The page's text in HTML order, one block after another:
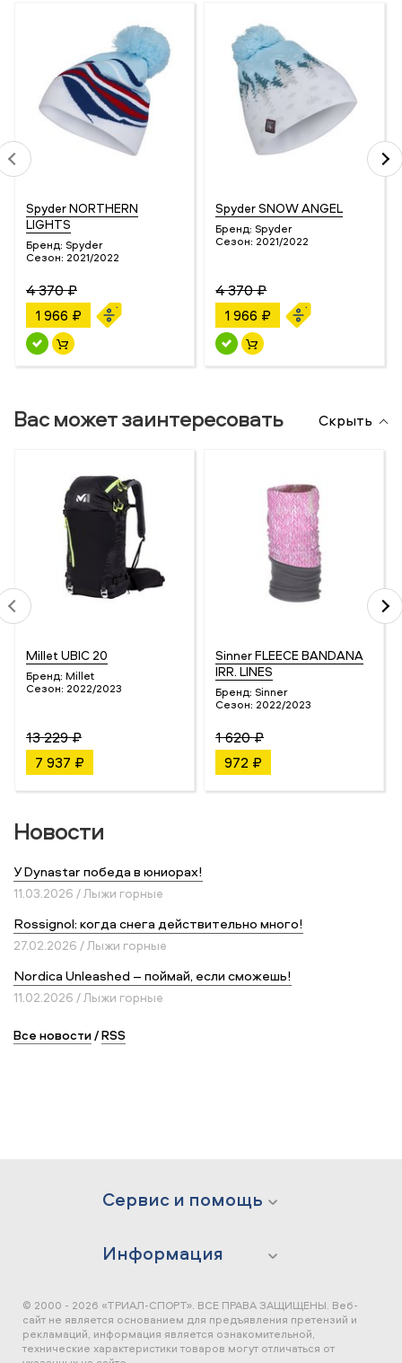
Spyder NORTHERN
LIGHTS
Бренд: Spyder
Сезон: 2021/2022
4 370 ₽
1 966 ₽
Spyder SNOW ANGEL
Бренд: Spyder
Сезон: 2021/2022
4 370 ₽
1 966 ₽
Вас может заинтересовать Скрыть
Millet UBIC 20
Бренд: Millet
Сезон: 2022/2023
13 229 ₽
7 937 ₽
Sinner FLEECE BANDANA
IRR. LINES
Бренд: Sinner
Сезон: 2022/2023
1 620 ₽
972 ₽
Новости
У Dynastar победа в юниорах!
11.03.2026 / Лыжи горные
Rossignol: когда снега действительно много!
27.02.2026 / Лыжи горные
Nordica Unleashed – поймай, если сможешь!
11.02.2026 / Лыжи горные
Все новости/RSS
Сервис и помощь
Информация
© 2000 - 2026 «ТРИАЛ-СПОРТ». ВСЕ ПРАВА ЗАЩИЩЕНЫ. Веб-
сайт не является основанием для предъявления претензий и
рекламаций, информация является ознакомительной,
технические характеристики товаров могут отличаться от